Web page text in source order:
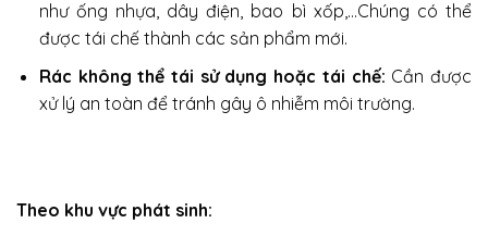
như ống nhựa, dây điện, bao bì xốp,…Chúng có thể
được tái chế thành các sản phẩm mới.
Rác không thể tái sử dụng hoặc tái chế: Cần được
xử lý an toàn để tránh gây ô nhiễm môi trường.
Theo khu vực phát sinh: